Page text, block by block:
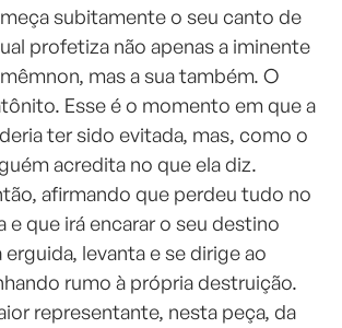
subitamente o seu canto de
profetiza não apenas a iminente
mas a sua também. O
Esse é o momento em que a
ter sido evitada, mas, como o
acredita no que ela diz.
afirmando que perdeu tudo no
e que irá encarar o seu destino
levanta e se dirige ao
rumo à própria destruição.
representante, nesta peça, da